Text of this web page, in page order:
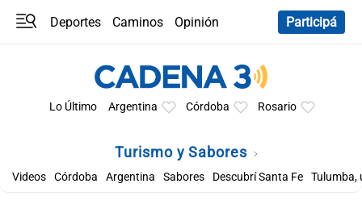
Deportes Caminos
Opinión
Participá
Lo Último Argentina Córdoba Rosario
Turismo y Sabores
Videos Córdoba Argentina Sabores Descubrí Santa Fe Tulumba,